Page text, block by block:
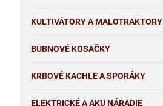
KULTIVÁTORY A MALOTRAKTORY
BUBNOVÉ KOSAČKY
KRBOVÉ KACHLE A SPORÁKY
ELEKTRICKÉ A AKU NÁRADIE